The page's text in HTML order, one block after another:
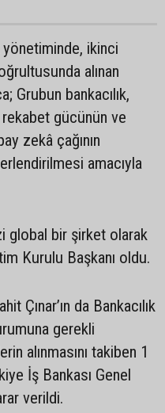
ikinci
alınan
Grubun bankacılık,
gücünün ve
zekâ çağının
amacıyla
global bir şirket olarak
Kurulu Başkanı oldu.
Çınar’ın da Bankacılık
gerekli
alınmasını takiben 1
İş Bankası Genel
verildi.